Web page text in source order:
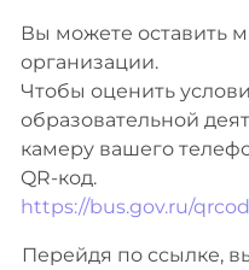
Вы можете оставить
организации.
Чтобы оценить
образовательной
камеру вашего
QR-код.
https://bus.gov.ru/
Перейдя по ссылке,